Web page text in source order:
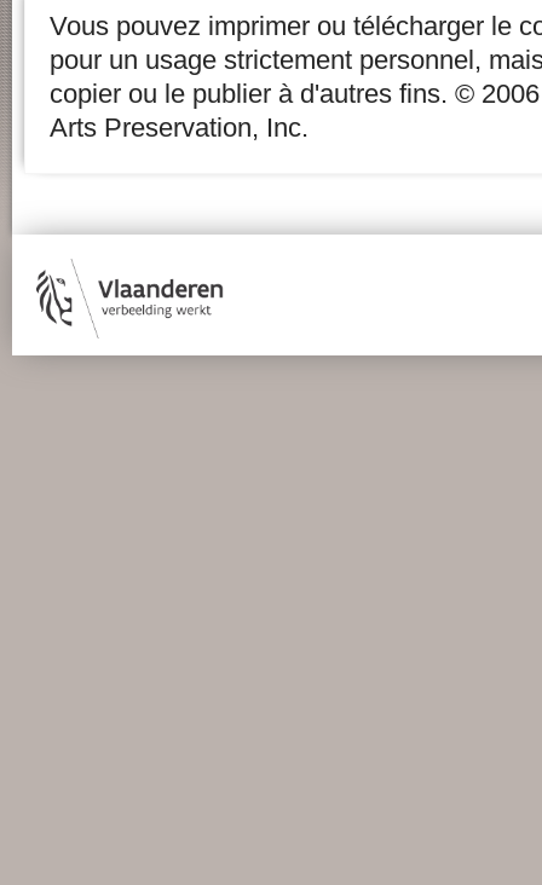
Vous pouvez imprimer ou télécharger le
pour un usage strictement personnel,
copier ou le publier à d'autres fins. ©
Arts Preservation, Inc.